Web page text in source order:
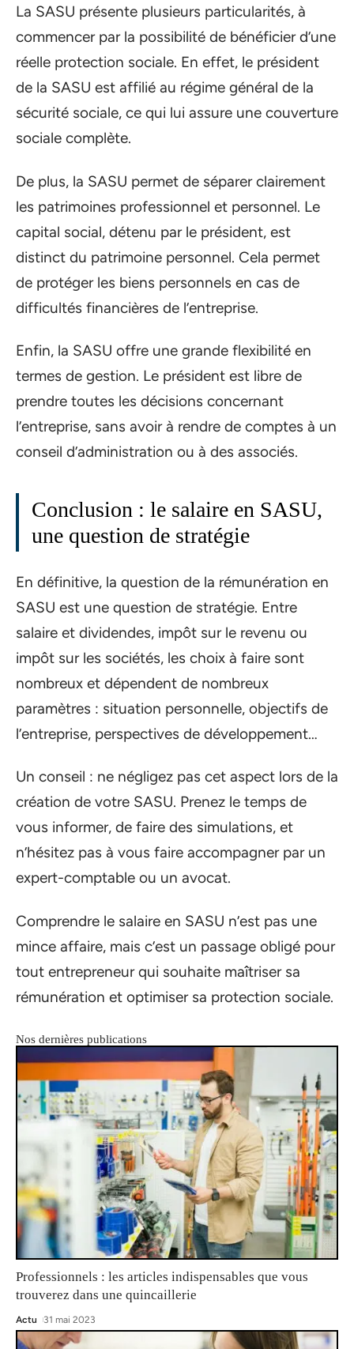
La SASU présente plusieurs particularités, à
commencer par la possibilité de bénéficier d’une
réelle protection sociale. En effet, le président
de la SASU est affilié au régime général de la
sécurité sociale, ce qui lui assure une couverture
sociale complète.
De plus, la SASU permet de séparer clairement
les patrimoines professionnel et personnel. Le
capital social, détenu par le président, est
distinct du patrimoine personnel. Cela permet
de protéger les biens personnels en cas de
difficultés financières de l’entreprise.
Enfin, la SASU offre une grande flexibilité en
termes de gestion. Le président est libre de
prendre toutes les décisions concernant
l’entreprise, sans avoir à rendre de comptes à un
conseil d’administration ou à des associés.
Conclusion : le salaire en SASU,
une question de stratégie
En définitive, la question de la rémunération en
SASU est une question de stratégie. Entre
salaire et dividendes, impôt sur le revenu ou
impôt sur les sociétés, les choix à faire sont
nombreux et dépendent de nombreux
paramètres : situation personnelle, objectifs de
l’entreprise, perspectives de développement…
Un conseil : ne négligez pas cet aspect lors de la
création de votre SASU. Prenez le temps de
vous informer, de faire des simulations, et
n’hésitez pas à vous faire accompagner par un
expert-comptable ou un avocat.
Comprendre le salaire en SASU n’est pas une
mince affaire, mais c’est un passage obligé pour
tout entrepreneur qui souhaite maîtriser sa
rémunération et optimiser sa protection sociale.
Nos dernières publications
Professionnels : les articles indispensables que vous
trouverez dans une quincaillerie
Actu 31 mai 2023